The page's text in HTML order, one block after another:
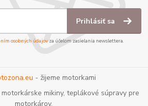
Prihlásiť sa
osobných údajov za účelom zasielania newslettera.
- žijeme motorkami
mikiny, teplákové súpravy pre
motorkárov.